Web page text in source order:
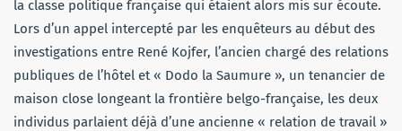
la classe politique française qui étaient alors mis sur écoute.
Lors d’un appel intercepté par les enquêteurs au début des
investigations entre René Kojfer, l’ancien chargé des relations
publiques de l’hôtel et « Dodo la Saumure », un tenancier de
maison close longeant la frontière belgo-française, les deux
individus parlaient déjà d’une ancienne « relation de travail »